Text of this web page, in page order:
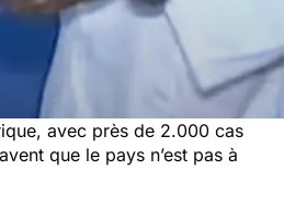
avec près de 2.000 cas
que le pays n’est pas à